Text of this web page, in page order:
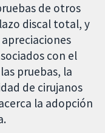
de otros
discal total, y
con el
pruebas, la
de cirujanos
la adopción